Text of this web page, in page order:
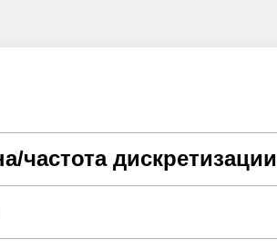
частота дискретизации